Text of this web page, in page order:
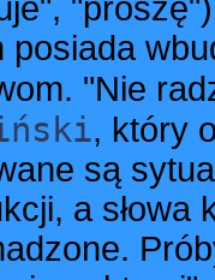
posiada
"Nie
, który
są
a słowa